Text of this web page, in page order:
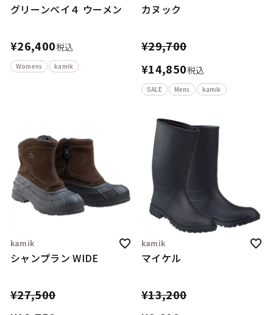
グリーンベイ４ ウーメン
¥26,400税込
Womens kamik
カヌック
¥29,700
¥14,850税込
SALE Mens kamik
kamik
シャンプラン WIDE
¥27,500
kamik
マイケル
¥13,200